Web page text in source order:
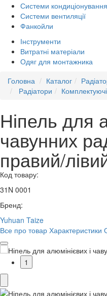
Системи кондиціонування
Системи вентиляції
Фанкойли
Інструменти
Витратні матеріали
Одяг для монтажника
Головна
Каталог
Радіатори
Комплектуючі
Ніпель для
чавунних
правий/
Код товару:
31N 0001
Бренд:
Yuhuan Taize
Все про товар Характеристики
1